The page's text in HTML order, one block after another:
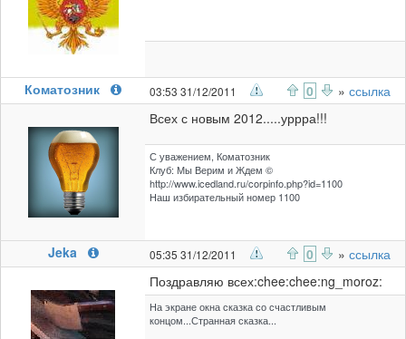
Коматозник 03:53 31/12/2011 0 » ссылка
Всех с новым 2012.....уррра!!!
С уважением, Коматозник
Клуб: Мы Верим и Ждем ©
http://www.icedland.ru/corpinfo.php?id=1100
Наш избирательный номер 1100
Jeka 05:35 31/12/2011 0 » ссылка
Поздравляю всех:chee:chee:ng_moroz:
На экране окна сказка со счастливым
концом...Странная сказка...